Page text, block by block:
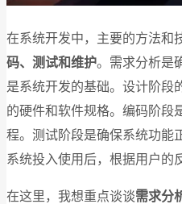
在系统开发中，主要的方法和
码、测试和维护。需求分析是
是系统开发的基础。设计阶段
的硬件和软件规格。编码阶段
程。测试阶段是确保系统功能
系统投入使用后，根据用户的
在这里，我想重点谈谈需求分